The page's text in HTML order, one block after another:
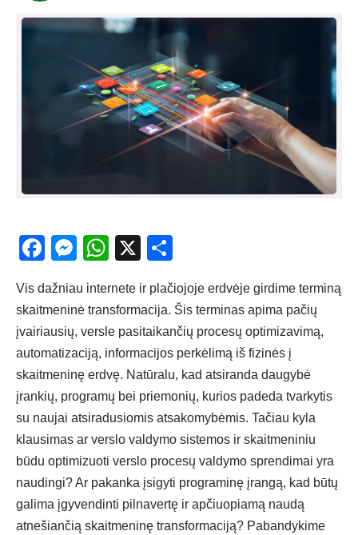
Facebook
Messenger
WhatsApp
X
Vis dažniau internete ir plačiojoje erdvėje girdime terminą
skaitmeninė transformacija. Šis terminas apima pačių
įvairiausių, versle pasitaikančių procesų optimizavimą,
automatizaciją, informacijos perkėlimą iš fizinės į
skaitmeninę erdvę. Natūralu, kad atsiranda daugybė
įrankių, programų bei priemonių, kurios padeda tvarkytis
su naujai atsiradusiomis atsakomybėmis. Tačiau kyla
klausimas ar verslo valdymo sistemos ir skaitmeniniu
būdu optimizuoti verslo procesų valdymo sprendimai yra
naudingi? Ar pakanka įsigyti programinę įrangą, kad būtų
galima įgyvendinti pilnavertę ir apčiuopiamą naudą
atnešiančią skaitmeninę transformaciją? Pabandykime